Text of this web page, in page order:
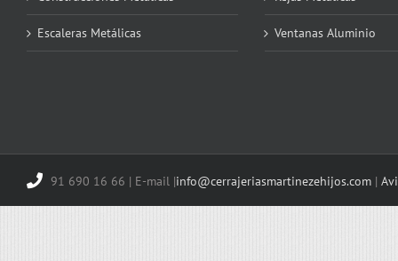
Escaleras Metálicas Ventanas Aluminio
91 690 16 66 | E-mail |info@cerrajeriasmartinezehijos.com |